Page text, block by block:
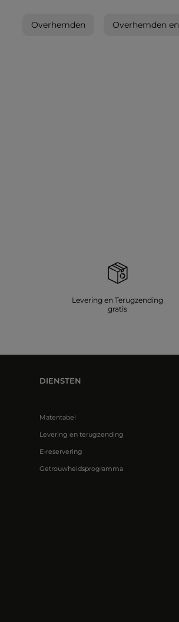
Overhemden Overhemden
Levering en Terugzending
gratis
DIENSTEN
Matentabel
Levering en terugzending
E-reservering
Getrouwheidsprogramma